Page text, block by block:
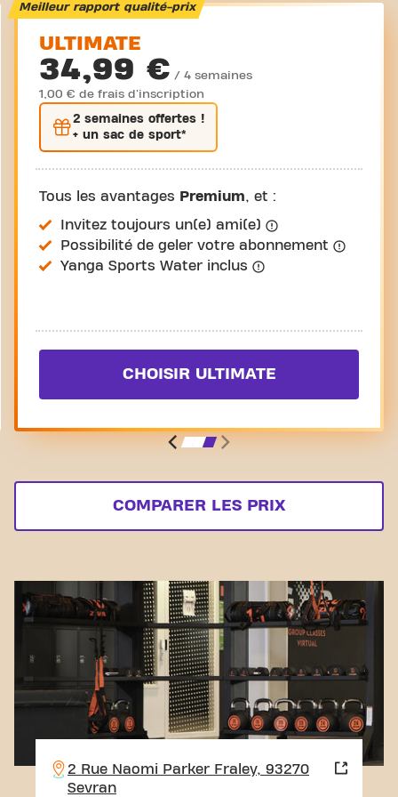
Visite guidée
Meilleur rapport qualité-prix
ULTIMATE
34,99 € / 4 semaines
1,00 € de frais d'inscription
2 semaines offertes !
+ un sac de sport*
Tous les avantages Premium, et :
Invitez toujours un(e) ami(e)
Possibilité de geler votre abonnement
Yanga Sports Water inclus
CHOISIR ULTIMATE
COMPARER LES PRIX
2 Rue Naomi Parker Fraley, 93270
Sevran